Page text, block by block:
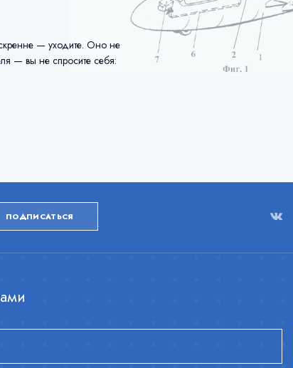
— уходите. Оно не
— вы не спросите себя:
ПОДПИСАТЬСЯ